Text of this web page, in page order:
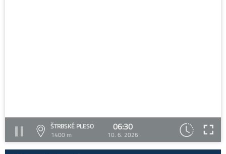
ŠTRBSKÉ PLESO
1400 m
06:30
10. 6. 2026